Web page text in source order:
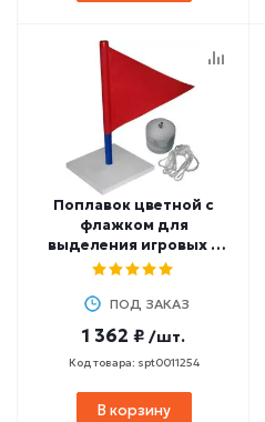
Поплавок цветной с
флажком для
выделения игровых и
тренировочных зон
ПОД ЗАКАЗ
1 362 ₽ /шт.
Код товара: spt0011254
В корзину